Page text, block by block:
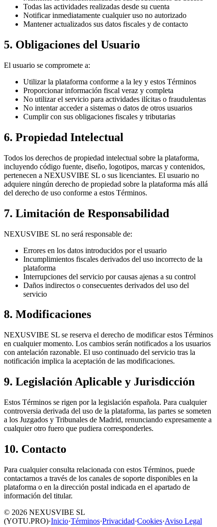
Todas las actividades realizadas desde su cuenta
Notificar inmediatamente cualquier uso no autorizado
Mantener actualizados sus datos fiscales y de contacto
5. Obligaciones del Usuario
El usuario se compromete a:
Utilizar la plataforma conforme a la ley y estos Términos
Proporcionar información fiscal veraz y completa
No utilizar el servicio para actividades ilícitas o fraudulentas
No intentar acceder a sistemas o datos de otros usuarios
Cumplir con sus obligaciones fiscales y tributarias
6. Propiedad Intelectual
Todos los derechos de propiedad intelectual sobre la plataforma,
incluyendo código fuente, diseño, logotipos, marcas y contenidos,
pertenecen a NEXUSVIBE SL o sus licenciantes. El usuario no
adquiere ningún derecho de propiedad sobre la plataforma más allá
del derecho de uso conforme a estos Términos.
7. Limitación de Responsabilidad
NEXUSVIBE SL no será responsable de:
Errores en los datos introducidos por el usuario
Incumplimientos fiscales derivados del uso incorrecto de la
plataforma
Interrupciones del servicio por causas ajenas a su control
Daños indirectos o consecuentes derivados del uso del
servicio
8. Modificaciones
NEXUSVIBE SL se reserva el derecho de modificar estos Términos
en cualquier momento. Los cambios serán notificados a los usuarios
con antelación razonable. El uso continuado del servicio tras la
notificación implica la aceptación de las modificaciones.
9. Legislación Aplicable y Jurisdicción
Estos Términos se rigen por la legislación española. Para cualquier
controversia derivada del uso de la plataforma, las partes se someten
a los Juzgados y Tribunales de Madrid, renunciando expresamente a
cualquier otro fuero que pudiera corresponderles.
10. Contacto
Para cualquier consulta relacionada con estos Términos, puede
contactarnos a través de los canales de soporte disponibles en la
plataforma o en la dirección postal indicada en el apartado de
información del titular.
© 2026 NEXUSVIBE SL
(YOTU.PRO)·Inicio·Términos·Privacidad·Cookies·Aviso Legal